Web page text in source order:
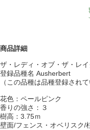
商品詳細
ザ・レディ・オブ・ザ・レイ
登録品種名 Ausherbert
（この品種は品種登録されて
花色：ペールピンク
香りの強さ：３
樹高：3.75ｍ
壁面/フェンス・オベリスク/